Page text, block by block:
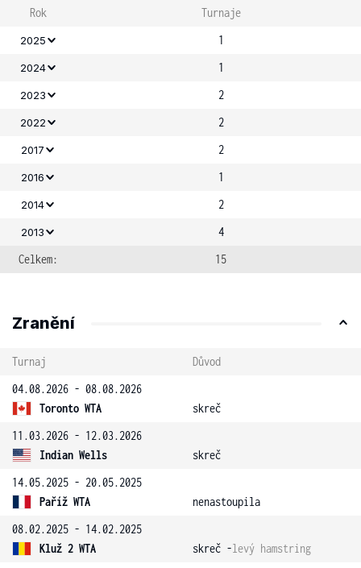
Rok Turnaje
2025 1
2024 1
2023 2
2022 2
2017 2
2016 1
2014 2
2013
4
Celkem:
15
Zranění
Turnaj
Důvod
04.08.2026 - 08.08.2026
Toronto WTA
skreč
11.03.2026 - 12.03.2026
Indian Wells
skreč
14.05.2025 - 20.05.2025
Paříž WTA
nenastoupila
08.02.2025 - 14.02.2025
Kluž 2 WTA
skreč -levý hamstring